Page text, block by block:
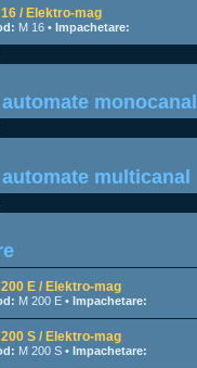
/ Elektro-mag
M 16 • Impachetare:
monocanal
multicanal
E / Elektro-mag
M 200 E • Impachetare:
200 S / Elektro-mag
M 200 S • Impachetare: